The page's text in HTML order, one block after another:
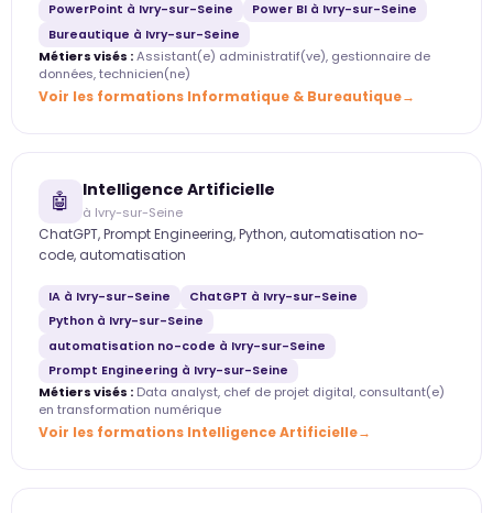
PowerPoint à Ivry-sur-Seine
Power BI à Ivry-sur-Seine
Bureautique à Ivry-sur-Seine
Métiers visés :Assistant(e) administratif(ve), gestionnaire de
données, technicien(ne)
Voir les formations Informatique & Bureautique
🤖 Intelligence Artificielle
à Ivry-sur-Seine
ChatGPT, Prompt Engineering, Python, automatisation no-
code, automatisation
IA à Ivry-sur-Seine
ChatGPT à Ivry-sur-Seine
Python à Ivry-sur-Seine
automatisation no-code à Ivry-sur-Seine
Prompt Engineering à Ivry-sur-Seine
Métiers visés : Data analyst, chef de projet digital, consultant(e)
en transformation numérique
Voir les formations Intelligence Artificielle